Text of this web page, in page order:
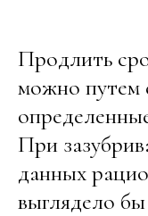
Продлить
можно путем
При
данных
выглядело